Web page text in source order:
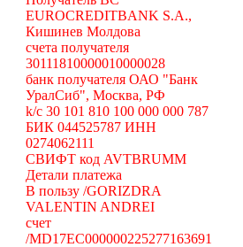
EUROCREDITBANK S.A.,
Кишинев Молдова
счета получателя
30111810000010000028
банк получателя ОАО "Банк
УралСиб", Москва, РФ
k/c 30 101 810 100 000 000 787
БИК 044525787 ИНН
0274062111
СВИФТ код AVTBRUMM
Детали платежа
В пользу /GORIZDRA
VALENTIN ANDREI
счет
/MD17EC000000225277163691